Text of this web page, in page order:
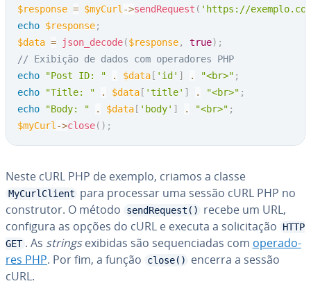
$response = $myCurl ->sendRequest ( 'https://
echo $response;
$data = json_decode($response, true) ;
// Exibição de dados com operadores PHP
echo
"Post ID: " . $data [ 'id' ] . "<br>" ;
echo
"Title: " . $data [ 'title' ] . "<br>" ;
echo
"Body: " . $data [ 'body' ] . "<br>" ;
$myCurl ->close( ) ;
Neste cURL PHP de exemplo, criamos a classe
MyCurlClient para processar uma sessão cURL PHP no
cons­tru­tor. O método
sendRequest()
recebe um URL,
configura as opções do cURL e executa a so­li­ci­ta­ção
HTTP
GET . As stringsexibidas são se­quen­ci­a­das com ope­ra­do­
res PHP. Por fim, a função close()
encerra a sessão
cURL.